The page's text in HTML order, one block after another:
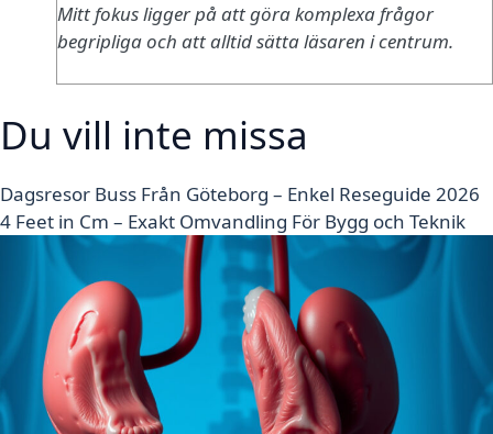
Mitt fokus ligger på att göra komplexa frågor
begripliga och att alltid sätta läsaren i centrum.
Du vill inte missa
Dagsresor Buss Från Göteborg – Enkel Reseguide 2026
4 Feet in Cm – Exakt Omvandling För Bygg och Teknik